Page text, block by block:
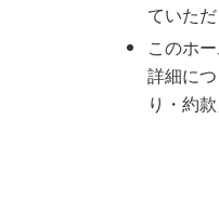
ていた
このホ
詳細に
り・約